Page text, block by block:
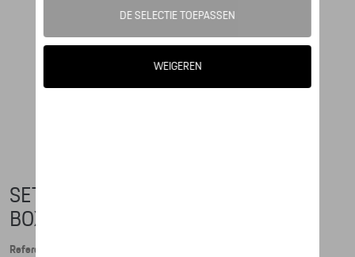
SET VAN 2 MAGNETEN, 718 +
BOXSTER
Referentie: WAP0502070PBXT